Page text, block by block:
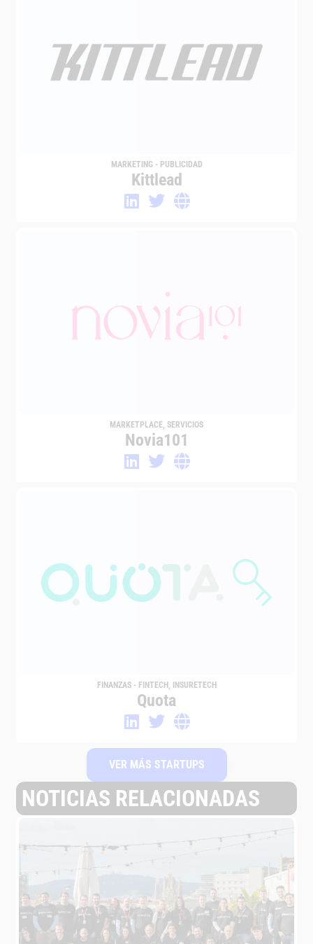
MARKETING - PUBLICIDAD
Kittlead
MARKETPLACE, SERVICIOS
Novia101
FINANZAS - FINTECH, INSURETECH
Quota
VER MÁS STARTUPS
NOTICIAS RELACIONADAS